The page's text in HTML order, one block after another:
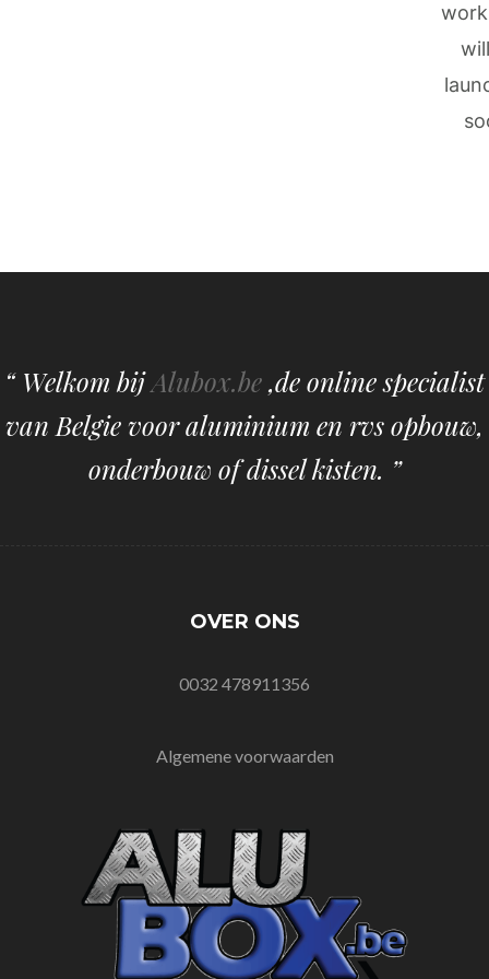
“ Welkom bijAlubox.be,de online specialist
van Belgie voor aluminium en rvs opbouw,
onderbouw of dissel kisten. ”
OVER ONS
0032 478911356
Algemene voorwaarden